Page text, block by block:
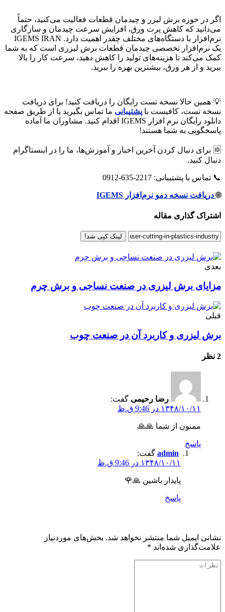
اگر در حوزه برش لیزر و چیدمان قطعات فعالیت می‌کنید، حتماً
می‌دانید که کاهش پرت ورق، افزایش سرعت چیدمان و سازگاری
نرم‌افزار با دستگاه‌های مختلف چقدر اهمیت دارد. IGEMS IRAN
یک نرم‌افزار تخصصی چیدمان قطعات برش لیزری است که به شما
کمک می‌کند تا هزینه‌های تولید را کاهش دهید، سرعت کار را بالا
ببرید و از هر ورق، بیشترین بهره را ببرید.
💡 همین حالا نسخه تست رایگان را دریافت کنید! برای دریافت
نسخه تست، کافیست با پشتیبانی ما تماس بگیرید یا از طریق صفحه
دانلود رایگان نرم افزار IGEMS اقدام کنید. مشاوران ما آماده
پاسخگویی به شما هستند!
🆔 برای دنبال کردن آخرین اخبار و آموزش‌ها، ما را در اینستاگرام
دنبال کنید.
📞 تماس با پشتیبانی: 2217-635-0912
🌐 دریافت نسخه دمو نرم‌افزار IGEMS
اشتراک گذاری مقاله
لینک کپی شد!
بعدی
مزایای برش لیزری در صنعت نساجی و برش چرم
قبلی
برش لیزری و کاربرد آن در صنعت چوب
2 نظر
رضا رحیمی گفت:
۱۳۴۸/۱۰/۱۱ در 9:46 ق.ظ
ممنون از شما 🙏🙏
پاسخ
admin گفت:
۱۳۴۸/۱۰/۱۱ در 9:46 ق.ظ
پایدار باشین 🙏🌹
پاسخ
نشانی ایمیل شما منتشر نخواهد شد. بخش‌های موردنیاز
علامت‌گذاری شده‌اند *